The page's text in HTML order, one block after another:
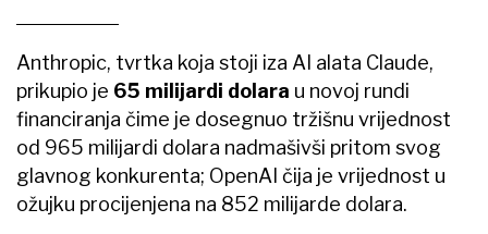
Anthropic, tvrtka koja stoji iza AI alata Claude,
prikupio je 65 milijardi dolara u novoj rundi
financiranja čime je dosegnuo tržišnu vrijednost
od 965 milijardi dolara nadmašivši pritom svog
glavnog konkurenta; OpenAI čija je vrijednost u
ožujku procijenjena na 852 milijarde dolara.